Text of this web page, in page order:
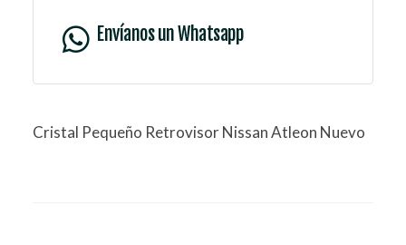
Envíanos un Whatsapp
Cristal Pequeño Retrovisor Nissan Atleon Nuevo